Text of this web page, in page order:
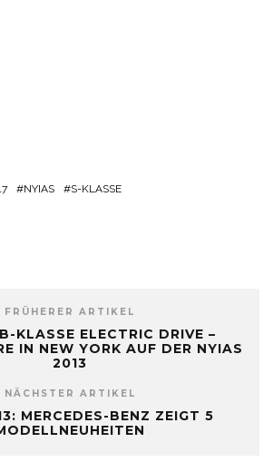
NYIAS S-KLASSE
FRÜHERER ARTIKEL
KLASSE ELECTRIC DRIVE –
IN NEW YORK AUF DER NYIAS
2013
NÄCHSTER ARTIKEL
MERCEDES-BENZ ZEIGT 5